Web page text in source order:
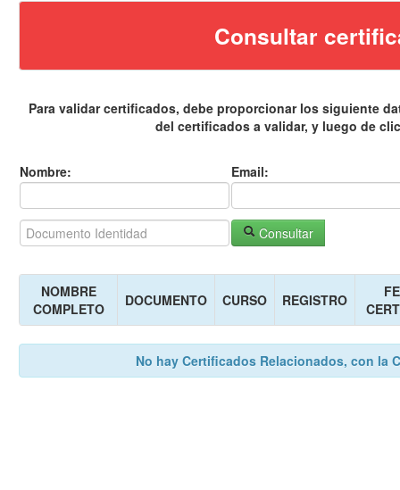
Consultar
Para validar certificados, debe proporcionar los siguiente
del certificados a validar, y luego de
Nombre: Email:
Consultar
NOMBRE
COMPLETO
DOCUMENTO CURSO REGISTRO
No hay Certificados Relacionados, con la